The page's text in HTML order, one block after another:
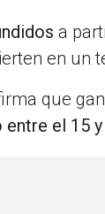
a
en un
que
el 15